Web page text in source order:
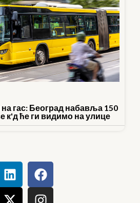
гас: Београд набавља 150
к'д ће ги видимо на улице